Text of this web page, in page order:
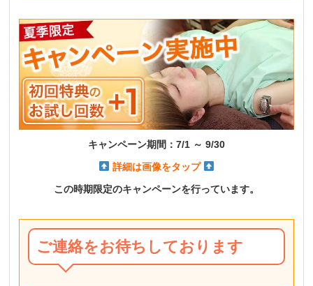
キャンペーン期間：7/1 ～ 9/30
詳細は画像をタップ
この時期限定のキャンペーンを行っています。
ご連絡をお待ちしております